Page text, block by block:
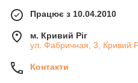
Працює з 10.04.2010
м. Кривий Ріг
ул. Фабричная, 3, Кривий
Контакти